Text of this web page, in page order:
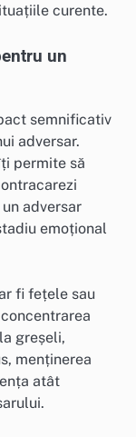
curente.
un
semnificativ
adversar.
permite să
adversar
emoțional
fi fețele sau
greșeli,
menținerea
atât